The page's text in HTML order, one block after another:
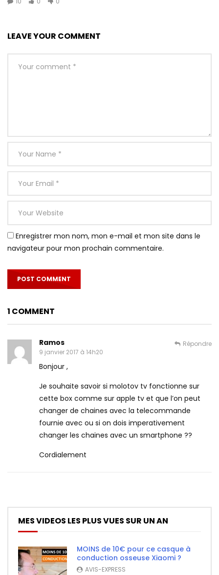
LEAVE YOUR COMMENT
Enregistrer mon nom, mon e-mail et mon site dans le
navigateur pour mon prochain commentaire.
1 COMMENT
Ramos
9 janvier 2017 à 14h20
Bonjour ,
Je souhaite savoir si molotov tv fonctionne sur
cette box comme sur apple tv et que l’on peut
changer de chaines avec la telecommande
fournie avec ou si on dois imperativement
changer les chaines avec un smartphone ??
Cordialement
Répondre
MES VIDEOS LES PLUS VUES SUR UN AN
MOINS de 10€ pour ce casque à
conduction osseuse Xiaomi ?
AVIS-EXPRESS